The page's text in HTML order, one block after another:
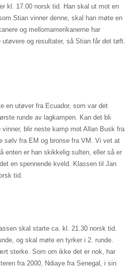
kl. 17.00 norsk tid. Han skal ut mot en
Stian vinner denne, skal han møte en
og mellomamerikanerne har
utøvere og resultater, så Stian får det tøft.
en utøver fra Ecuador, som var det
runde av lagkampen. Kan det bli
blir neste kamp mot Allan Busk fra
sølv fra EM og bronse fra VM. Vi vet at
enten er han skikkelig sulten, eller så er
det en spennende kveld. Klassen til Jan
tid.
skal starte ca. kl. 21.30 norsk tid.
og skal møte en tyrker i 2. runde.
sterke. Som om ikke det er nok, har
fra 2000, Ndiaye fra Senegal, i sin